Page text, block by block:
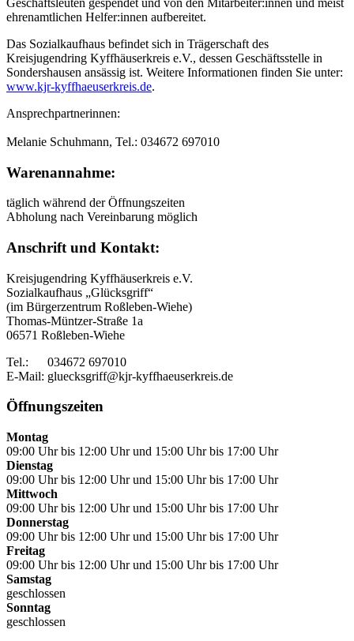
ehrenamtlichen Helfer:innen aufbereitet.
Das Sozialkaufhaus befindet sich in Trägerschaft des
Kreisjugendring Kyffhäuserkreis e.V., dessen Geschäftsstelle in
Sondershausen ansässig ist. Weitere Informationen finden Sie unter:
www.kjr-kyffhaeuserkreis.de.
Ansprechpartnerinnen:
Melanie Schuhmann, Tel.: 034672 697010
Warenannahme:
täglich während der Öffnungszeiten
Abholung nach Vereinbarung möglich
Anschrift und Kontakt:
Kreisjugendring Kyffhäuserkreis e.V.
Sozialkaufhaus „Glücksgriff“
(im Bürgerzentrum Roßleben-Wiehe)
Thomas-Müntzer-Straße 1a
06571 Roßleben-Wiehe
Tel.: 034672 697010
E-Mail: gluecksgriff@kjr-kyffhaeuserkreis.de
Öffnungszeiten
Montag
09:00 Uhr bis 12:00 Uhr und 15:00 Uhr bis 17:00 Uhr
Dienstag
09:00 Uhr bis 12:00 Uhr und 15:00 Uhr bis 17:00 Uhr
Mittwoch
09:00 Uhr bis 12:00 Uhr und 15:00 Uhr bis 17:00 Uhr
Donnerstag
09:00 Uhr bis 12:00 Uhr und 15:00 Uhr bis 17:00 Uhr
Freitag
09:00 Uhr bis 12:00 Uhr und 15:00 Uhr bis 17:00 Uhr
Samstag
geschlossen
Sonntag
geschlossen